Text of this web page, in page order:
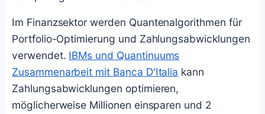
Im Finanzsektor werden Quantenalgorithmen für
Portfolio-Optimierung und Zahlungsabwicklungen
verwendet. IBMs und Quantinuums
Zusammenarbeit mit Banca D'Italia kann
Zahlungsabwicklungen optimieren,
möglicherweise Millionen einsparen und 2